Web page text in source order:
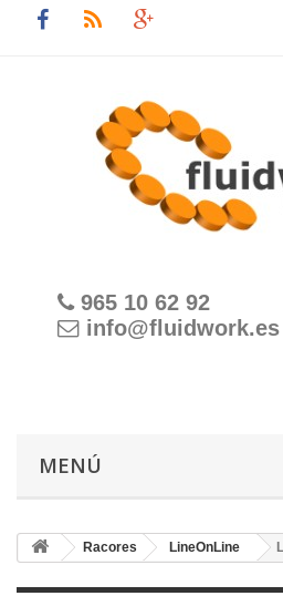
965 10 62 92
info@fluidwork.es
MENÚ
Racores LineOnLine